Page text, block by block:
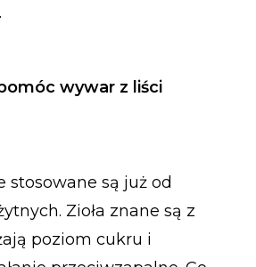
wywar z liści
stosowane są już od
Zioła znane są z
poziom cukru i